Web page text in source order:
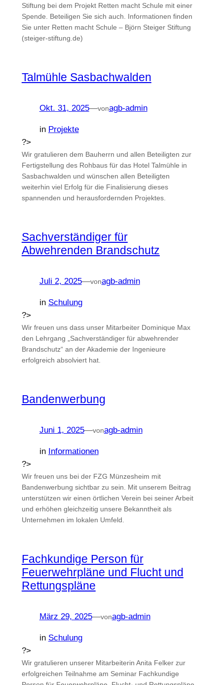
Stiftung bei dem Projekt Retten macht Schule mit einer
Spende. Beteiligen Sie sich auch. Informationen finden
Sie unter Retten macht Schule – Björn Steiger Stiftung
(steiger-stiftung.de)
Talmühle Sasbachwalden
Okt. 31, 2025—vonagb-admin
in Projekte
?>
Wir gratulieren dem Bauherrn und allen Beteiligten zur
Fertigstellung des Rohbaus für das Hotel Talmühle in
Sasbachwalden und wünschen allen Beteiligten
weiterhin viel Erfolg für die Finalisierung dieses
spannenden und herausfordernden Projektes.
Sachverständiger für
Abwehrenden Brandschutz
Juli 2, 2025—vonagb-admin
in Schulung
?>
Wir freuen uns dass unser Mitarbeiter Dominique Max
den Lehrgang „Sachverständiger für abwehrender
Brandschutz“ an der Akademie der Ingenieure
erfolgreich absolviert hat.
Bandenwerbung
Juni 1, 2025—vonagb-admin
in Informationen
?>
Wir freuen uns bei der FZG Münzesheim mit
Bandenwerbung sichtbar zu sein. Mit unserem Beitrag
unterstützen wir einen örtlichen Verein bei seiner Arbeit
und erhöhen gleichzeitig unsere Bekanntheit als
Unternehmen im lokalen Umfeld.
Fachkundige Person für
Feuerwehrpläne und Flucht und
Rettungspläne
März 29, 2025—vonagb-admin
in Schulung
?>
Wir gratulieren unserer Mitarbeiterin Anita Felker zur
erfolgreichen Teilnahme am Seminar Fachkundige